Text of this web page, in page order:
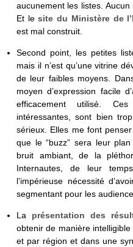
aucunement les listes. Aucun
Et lesite du Ministère de
est mal construit.
Second point, les petites
mais il n’est qu’une vitrine
de leur faibles moyens.
moyen d’expression facile
efficacement utilisé.
intéressantes, sont bien
sérieux. Elles me font
que le “buzz” sera leur
bruit ambiant, de la
Internautes, de leur
l’impérieuse nécessité
segmentant pour les
La présentation des
obtenir de manière
et par région et dans une